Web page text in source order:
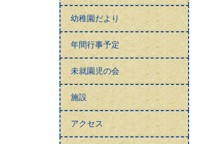
幼稚園だより
年間行事予定
未就園児の会
施設
アクセス